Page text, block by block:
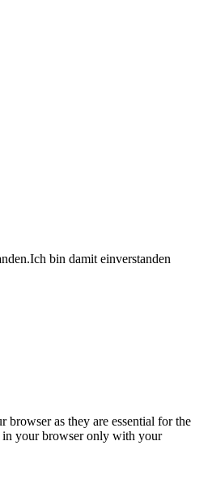
Ich bin damit einverstanden
browser as they are essential for the
in your browser only with your